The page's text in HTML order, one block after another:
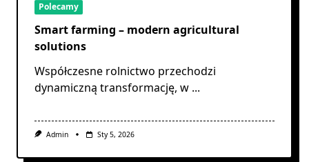
Polecamy
Smart farming – modern agricultural
solutions
Współczesne rolnictwo przechodzi
dynamiczną transformację, w ...
Admin Sty 5, 2026